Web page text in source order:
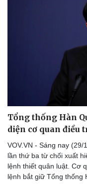
Tổng thống Hàn
diện cơ quan điều
VOV.VN - Sáng nay (29/
lần thứ ba từ chối xuất
lệnh thiết quân luật. Cơ
lệnh bắt giữ Tổng thống